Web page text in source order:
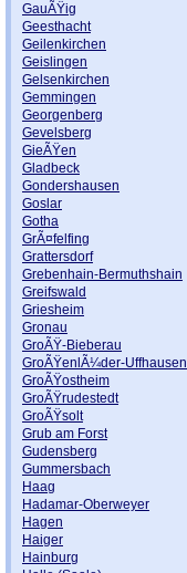
GauÃŸig
Geesthacht
Geilenkirchen
Geislingen
Gelsenkirchen
Gemmingen
Georgenberg
Gevelsberg
GieÃŸen
Gladbeck
Gondershausen
Goslar
Gotha
GrÃ¤felfing
Grattersdorf
Grebenhain-Bermuthshain
Greifswald
Griesheim
Gronau
GroÃŸ-Bieberau
GroÃŸenlÃ¼der-Uffhausen
GroÃŸostheim
GroÃŸrudestedt
GroÃŸsolt
Grub am Forst
Gudensberg
Gummersbach
Haag
Hadamar-Oberweyer
Hagen
Haiger
Hainburg